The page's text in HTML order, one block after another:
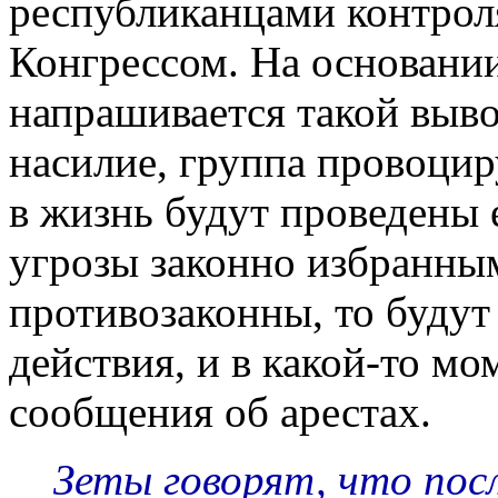
республиканцами
Конгрессом. На
напрашивается такой
насилие, группа
в жизнь будут проведены
угрозы законно
противозаконны, то
действия, и в какой-то
сообщения об арестах.
Зеты говорят, что